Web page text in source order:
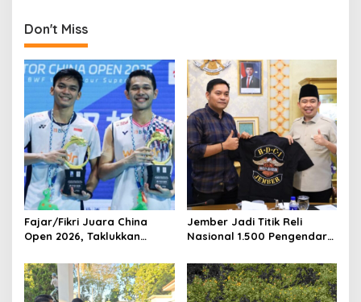
t
n
a
v
i
g
a
t
i
o
n
Don't Miss
Fajar/Fikri Juara China
Open 2026, Taklukkan
Jember Jadi Titik Reli
Nasional 1.500 Pengendara
Dipromosikan